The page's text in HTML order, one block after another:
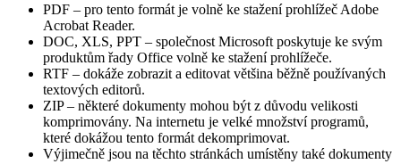
PDF – pro tento formát je volně ke stažení prohlížeč Adobe
Acrobat Reader.
DOC, XLS, PPT – společnost Microsoft poskytuje ke svým
produktům řady Office volně ke stažení prohlížeče.
RTF – dokáže zobrazit a editovat většina běžně používaných
textových editorů.
ZIP – některé dokumenty mohou být z důvodu velikosti
komprimovány. Na internetu je velké množství programů,
které dokážou tento formát dekomprimovat.
Výjimečně jsou na těchto stránkách umístěny také dokumenty